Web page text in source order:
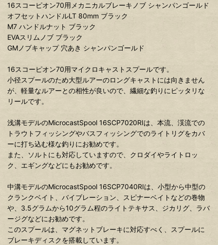
16スコーピオン70用メカニカルブレーキノブ シャンパンゴールド
オフセットハンドルLT 80mm ブラック
M7 ハンドルナット ブラック
EVAスリムノブ ブラック
GMノブキャップ 穴あき シャンパンゴールド
16スコーピオン70用マイクロキャストスプールです。
小径スプールのため大型ルアーのロングキャストには向きません
が、軽量なルアーとの相性が良いので、繊細な釣りにピッタリな
リールです。
浅溝モデルのMicrocastSpool 16SCP7020RIは、本流、渓流での
トラウトフィッシングやバスフィッシングでのライトリグをカバ
ーに打ち込む様な釣りにお勧めです。
また、ソルトにも対応していますので、クロダイやライトロッ
ク、エギングなどにもお勧めです。
中溝モデルのMicrocastSpool 16SCP7040RIは、小型から中型の
クランクベイト、バイブレーション、スピナーベイトなどの巻物
や、3.5グラムから10グラム程のライトテキサス、ジカリグ、ラバ
ージグなどにお勧めです。
このスプールは、マグネットブレーキに対応すべく、スプールに
ブレーキディスクを搭載しています。